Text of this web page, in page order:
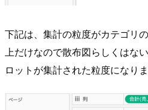
下記は、集計の粒度がカテゴリ
上だけなので散布図らしくはな
ロットが集計された粒度になりま